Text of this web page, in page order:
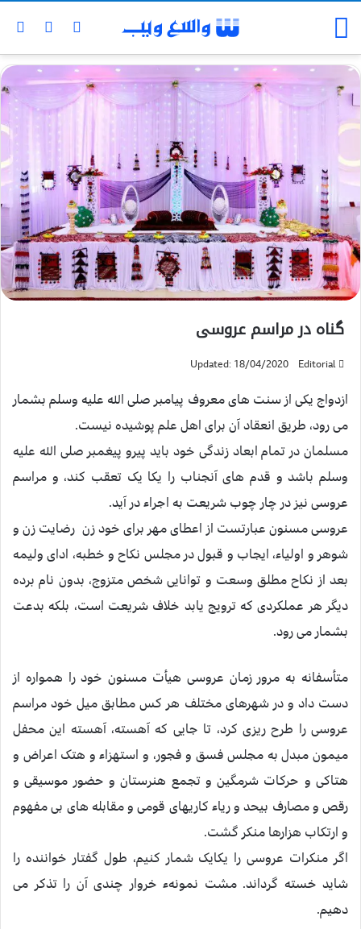
گناه در مراسم عروسی
Editorial
Updated: 18/04/2020
ازدواج يکی از سنت های معروف پيامبر صلی الله عليه وسلم بشمار
می رود، طريق انعقاد آن برای اهل علم پوشيده نيست.
مسلمان در تمام ابعاد زندگی خود بايد پيرو پيغمبر صلی الله عليه
وسلم باشد و قدم های آنجناب را يکا يک تعقب کند، و مراسم
عروسی نيز در چار چوب شريعت به اجراء در آيد.
عروسی مسنون عبارتست از اعطای مهر برای خود زن رضايت زن و
شوهر و اولياء، ايجاب و قبول در مجلس نکاح و خطبه، ادای وليمه
بعد از نکاح مطلق وسعت و توانايی شخص متزوج، بدون نام برده
ديگر هر عملکردی که ترويج يابد خلاف شريعت است، بلکه بدعت
بشمار می رود.
متأسفانه به مرور زمان عروسی هيأت مسنون خود را همواره از
دست داد و در شهرهای مختلف هر کس مطابق ميل خود مراسم
عروسی را طرح ريزی کرد، تا جايی که آهسته، آهسته اين محفل
ميمون مبدل به مجلس فسق و فجور، و استهزاء و هتک اعراض و
هتاکی و حرکات شرمگين و تجمع هنرستان و حضور موسيقی و
رقص و مصارف بيحد و رياء کاريهای قومی و مقابله های بی مفهوم
و ارتکاب هزارها منکر گشت.
اگر منکرات عروسی را يکايک شمار کنيم، طول گفتار خواننده را
شايد خسته گرداند. مشت نمونهء خروار چندی آن را تذکر می
دهيم.